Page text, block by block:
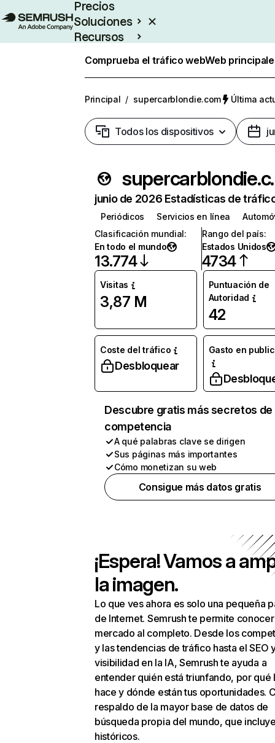
Precios
Soluciones
Recursos
Comprueba el tráfico webWeb
Principal / supercarblondie.com Última
Todos los dispositivos
junio de 2026 Estadísticas de
Periódicos Servicios en línea
Clasificación mundial:
En todo el mundo
13.774
Rango del país:
Estados Unidos
4734
Visitas
3,87 M
Puntuación de
Autoridad
42
Coste del tráfico
Desbloquear
Gasto en
Descubre gratis más secretos de
competencia
A qué palabras clave se dirigen
Sus páginas más importantes
Cómo monetizan su web
Consigue más datos gratis
¡Espera! Vamos a
la imagen.
Lo que ves ahora es solo una pequeña
de Internet. Semrush te permite
mercado al completo. Desde los
y las tendencias de tráfico hasta el SEO
visibilidad en la IA, Semrush te ayuda a
entender quién está triunfando, por qué
hace y dónde están tus oportunidades.
respaldo de la mayor base de datos de
búsqueda propia del mundo, que
históricos.